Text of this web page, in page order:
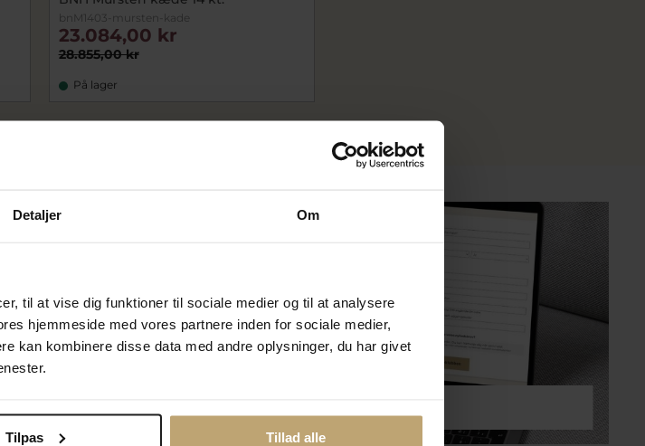
Detaljer Om
til at vise dig funktioner til sociale medier og til at analysere
hjemmeside med vores partnere inden for sociale medier,
kan kombinere disse data med andre oplysninger, du har givet
Tilpas Tillad alle
bnM1403-mursten-kade
28.855,00 kr
23.084,00 kr
På lager